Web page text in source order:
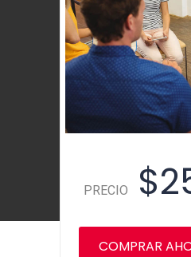
PRECIO
COMPRAR